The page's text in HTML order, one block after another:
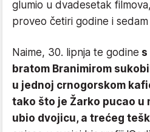
glumio u dvadesetak
proveo četiri godine i sedam
Naime, 30. lipnja te godine s
bratom Branimirom
u jednoj crnogorskom
tako što je Žarko pucao u
ubio dvojicu, a trećeg